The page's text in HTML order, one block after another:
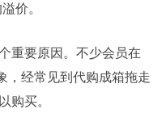
价。
重要原因。不少会员在
，经常见到代购成箱拖走
购买。